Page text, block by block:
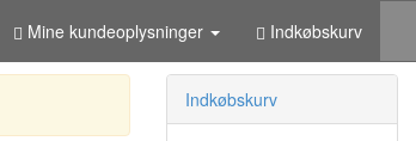
Mine kundeoplysninger Indkøbskurv
Indkøbskurv